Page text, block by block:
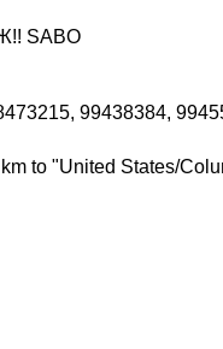
SABO
99438384,
to "United States/